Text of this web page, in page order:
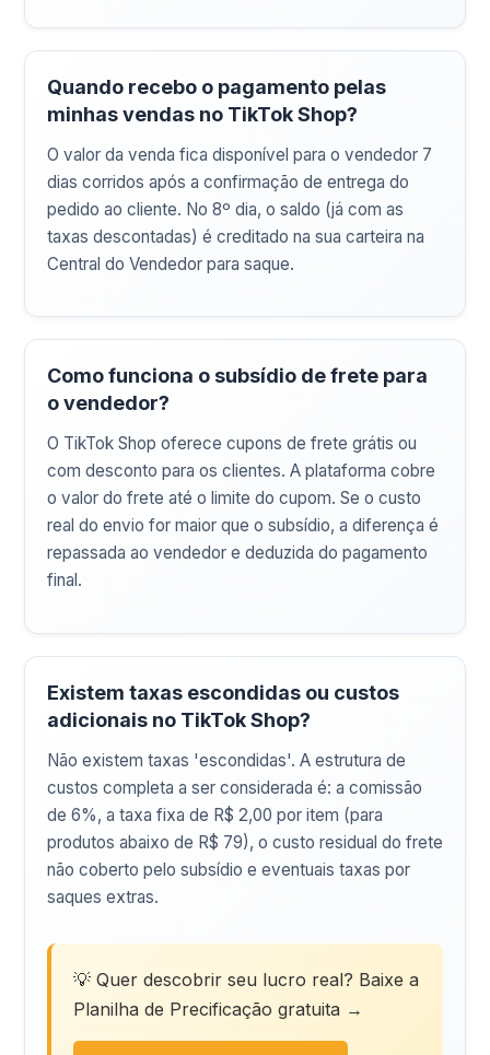
Quando recebo o pagamento pelas
minhas vendas no TikTok Shop?
O valor da venda fica disponível para o vendedor 7
dias corridos após a confirmação de entrega do
pedido ao cliente. No 8º dia, o saldo (já com as
taxas descontadas) é creditado na sua carteira na
Central do Vendedor para saque.
Como funciona o subsídio de frete para
o vendedor?
O TikTok Shop oferece cupons de frete grátis ou
com desconto para os clientes. A plataforma cobre
o valor do frete até o limite do cupom. Se o custo
real do envio for maior que o subsídio, a diferença é
repassada ao vendedor e deduzida do pagamento
final.
Existem taxas escondidas ou custos
adicionais no TikTok Shop?
Não existem taxas 'escondidas'. A estrutura de
custos completa a ser considerada é: a comissão
de 6%, a taxa fixa de R$ 2,00 por item (para
produtos abaixo de R$ 79), o custo residual do frete
não coberto pelo subsídio e eventuais taxas por
saques extras.
💡 Quer descobrir seu lucro real? Baixe a
Planilha de Precificação gratuita →